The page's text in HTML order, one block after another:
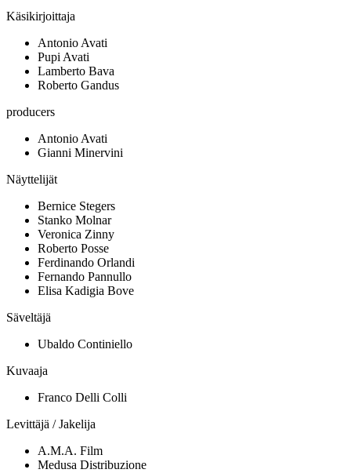
Käsikirjoittaja
Antonio Avati
Pupi Avati
Lamberto Bava
Roberto Gandus
producers
Antonio Avati
Gianni Minervini
Näyttelijät
Bernice Stegers
Stanko Molnar
Veronica Zinny
Roberto Posse
Ferdinando Orlandi
Fernando Pannullo
Elisa Kadigia Bove
Säveltäjä
Ubaldo Continiello
Kuvaaja
Franco Delli Colli
Levittäjä / Jakelija
A.M.A. Film
Medusa Distribuzione